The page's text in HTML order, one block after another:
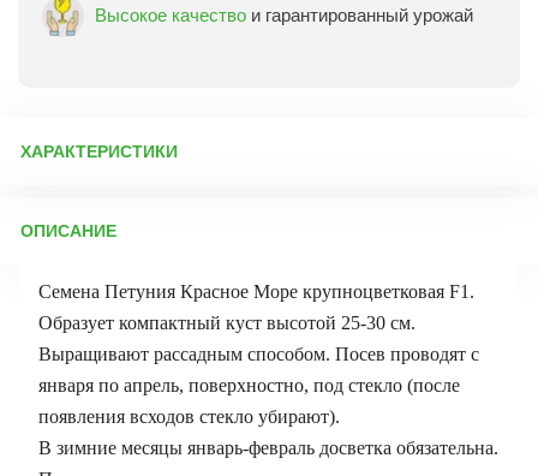
Высокое качество и гарантированный урожай
ХАРАКТЕРИСТИКИ
Бренд товара:
Срок отправки:ежедневно
ОПИСАНИЕ
Семена Петуния Красное Море крупноцветковая F1.
Образует компактный куст высотой 25-30 см.
Выращивают рассадным способом. Посев проводят с
января по апрель, поверхностно, под стекло (после
появления всходов стекло убирают).
В зимние месяцы январь-февраль досветка обязательна.